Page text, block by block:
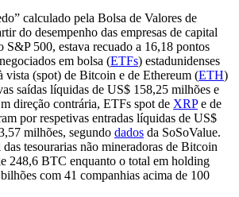
calculado pela Bolsa de Valores de
do desempenho das empresas de capital
S&P 500, estava recuado a 16,18 pontos
em bolsa (ETFs) estadunidenses
vista (spot) de Bitcoin e de Ethereum (ETH)
saídas líquidas de US$ 158,25 milhões e
direção contrária, ETFs spot de XRPe de
por respetivas entradas líquidas de US$
milhões, segundo dados da SoSoValue.
tesourarias não mineradoras de Bitcoin
248,6 BTC enquanto o total em holding
com 41 companhias acima de 100